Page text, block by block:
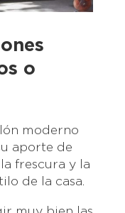
o
moderno
aporte de
frescura y la
de la casa.